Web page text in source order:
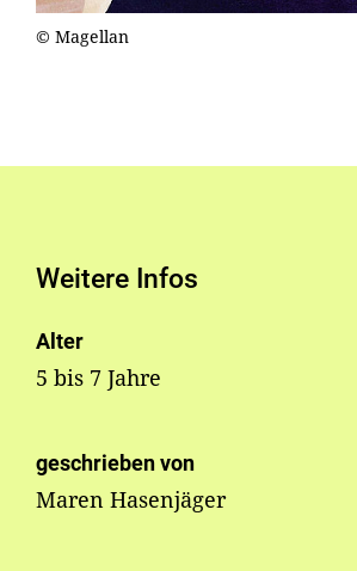
© Magellan
Weitere Infos
Alter
5 bis 7 Jahre
geschrieben von
Maren Hasenjäger